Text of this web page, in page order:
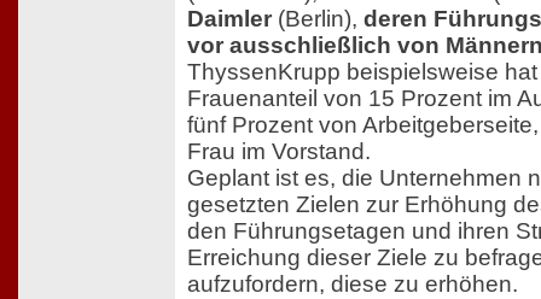
Daimler (Berlin), deren
vor ausschließlich von
ThyssenKrupp beispielsweise
Frauenanteil von 15 Prozent im
fünf Prozent von
Frau im Vorstand.
Geplant ist es, die Unternehmen
gesetzten Zielen zur Erhöhung
den Führungsetagen und ihren
Erreichung dieser Ziele zu
aufzufordern, diese zu erhöhen.